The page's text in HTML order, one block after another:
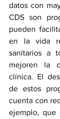
datos con
CDS son
pueden
en la vida
sanitarios a
mejoren la
clínica. El
de estos
cuenta con
ejemplo, que